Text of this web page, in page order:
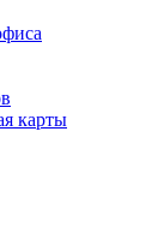
карты